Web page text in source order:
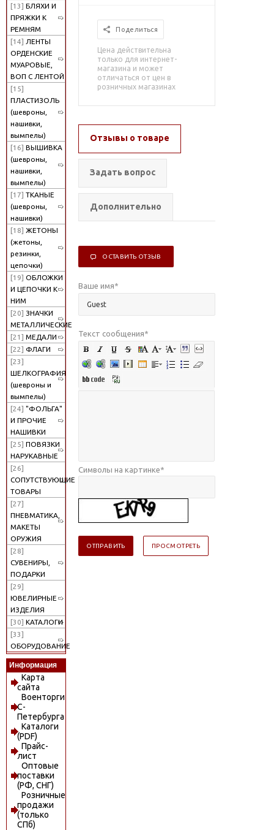
[13] БЛЯХИ И
ПРЯЖКИ К
РЕМНЯМ
[14] ЛЕНТЫ
ОРДЕНСКИЕ
МУАРОВЫЕ,
ВОП С ЛЕНТОЙ
[15]
ПЛАСТИЗОЛЬ
(шевроны,
нашивки,
вымпелы)
[16] ВЫШИВКА
(шевроны,
нашивки,
вымпелы)
[17] ТКАНЫЕ
(шевроны,
нашивки)
[18] ЖЕТОНЫ
(жетоны,
резинки,
цепочки)
[19] ОБЛОЖКИ
И ЦЕПОЧКИ К
НИМ
[20] ЗНАЧКИ
МЕТАЛЛИЧЕСКИЕ
[21] МЕДАЛИ
[22] ФЛАГИ
[23]
ШЕЛКОГРАФИЯ
(шевроны и
вымпелы)
[24] "ФОЛЬГА"
И ПРОЧИЕ
НАШИВКИ
[25] ПОВЯЗКИ
НАРУКАВНЫЕ
[26]
СОПУТСТВУЮЩИЕ
ТОВАРЫ
[27]
ПНЕВМАТИКА,
МАКЕТЫ
ОРУЖИЯ
[28]
СУВЕНИРЫ,
ПОДАРКИ
[29]
ЮВЕЛИРНЫЕ
ИЗДЕЛИЯ
[30] КАТАЛОГИ
[33]
ОБОРУДОВАНИЕ
Информация
Карта
сайта
Военторги
С-
Петербурга
Каталоги
(PDF)
Прайс-
лист
Оптовые
поставки
(РФ, СНГ)
Розничные
продажи
(только
СПб)
Поделиться
Цена действительна
только для интернет-
магазина и может
отличаться от цен в
розничных магазинах
Отзывы о товаре
Задать вопрос
Дополнительно
ОСТАВИТЬ ОТЗЫВ
Ваше имя*
Текст сообщения*
Символы на картинке*